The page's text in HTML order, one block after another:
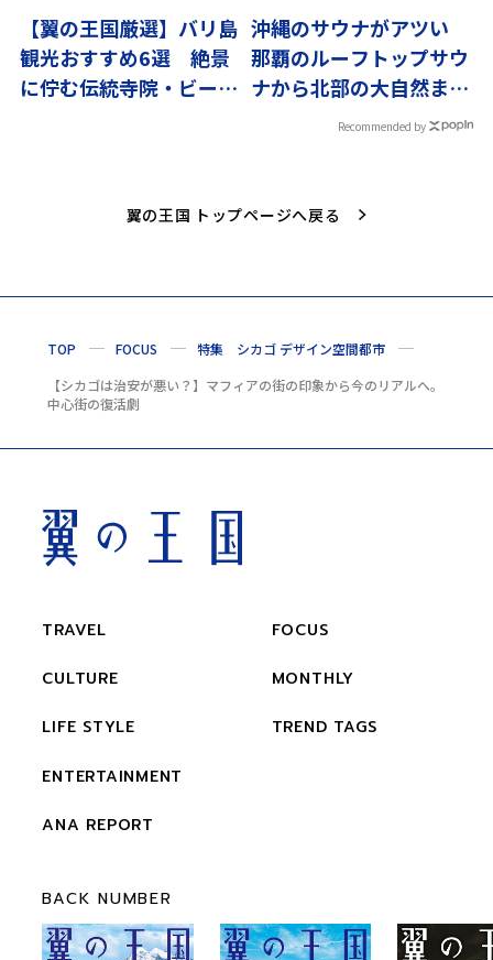
【翼の王国厳選】バリ島
観光おすすめ6選 絶景
に佇む伝統寺院・ビーチ
沖縄のサウナがアツい
那覇のルーフトップサウ
ナから北部の大自然まで
【サウナ4選】Recommended by
翼の王国 トップページへ戻る
TOP FOCUS
特集 シカゴ デザイン空間都市
【シカゴは治安が悪い？】マフィアの街の印象から今のリアルへ。
中心街の復活劇
TRAVEL
CULTURE
LIFE STYLE
ENTERTAINMENT
ANA REPORT
FOCUS
MONTHLY
TREND TAGS
BACK NUMBER